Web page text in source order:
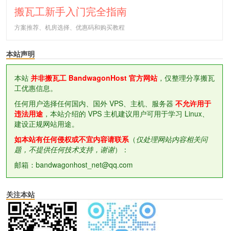
搬瓦工新手入门完全指南
方案推荐、机房选择、优惠码和购买教程
本站声明
本站 并非搬瓦工 BandwagonHost 官方网站，仅整理分享搬瓦
工优惠信息。
任何用户选择任何国内、国外 VPS、主机、服务器 不允许用于
违法用途 ，本站介绍的 VPS 主机建议用户可用于学习 Linux、
建设正规网站用途。
如本站有任何侵权或不宜内容请联系（仅处理网站内容相关问
题，不提供任何技术支持，谢谢）：
邮箱：bandwagonhost_net@qq.com
关注本站